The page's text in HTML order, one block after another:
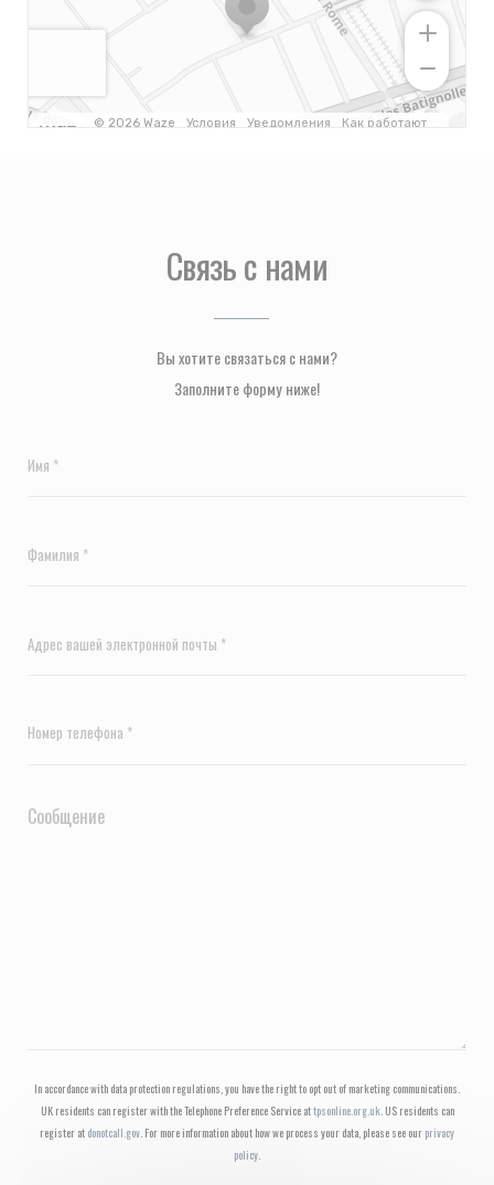
Связь с нами
Вы хотите связаться с нами?
Заполните форму ниже!
In accordance with data protection regulations, you have the right to opt out of marketing communications.
UK residents can register with the Telephone Preference Service attpsonline.org.uk. US residents can
register at donotcall.gov . For more information about how we process your data, please see our privacy
policy